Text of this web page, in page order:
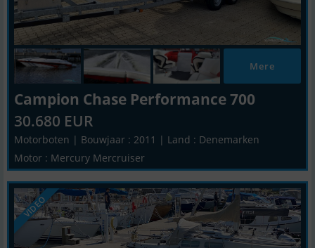
Mere
Campion Chase Performance 700
30.680 EUR
Motorboten | Bouwjaar : 2011 | Land : Denemarken
Motor : Mercury Mercruiser
VIDEO